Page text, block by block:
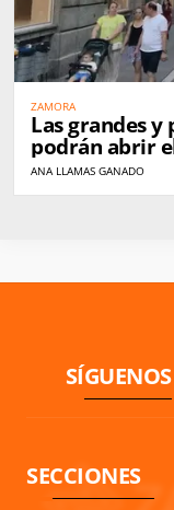
ZAMORA
Las grandes y
podrán abrir
ANA LLAMAS GANADO
SÍGUENOS
SECCIONES